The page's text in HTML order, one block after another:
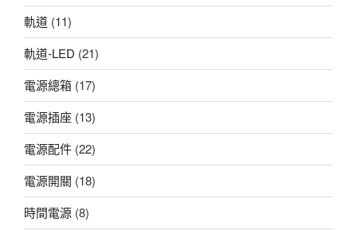
軌道 (11)
軌道-LED (21)
電源總箱 (17)
電源插座 (13)
電源配件 (22)
電源開關 (18)
時間電源 (8)